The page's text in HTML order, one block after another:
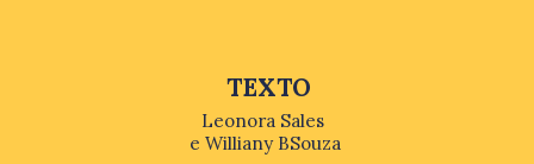
TEXTO
Leonora Sales
e Williany BSouza